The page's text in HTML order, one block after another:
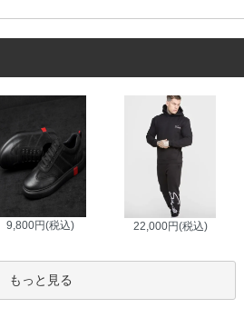
9,800円(税込) 22,000円(税込)
もっと見る